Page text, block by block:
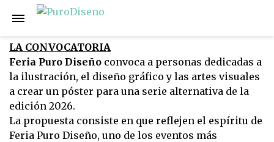
LA CONVOCATORIA
Feria Puro Diseño convoca a personas dedicadas a
la ilustración, el diseño gráfico y las artes visuales
a crear un póster para una serie alternativa de la
edición 2026.
La propuesta consiste en que reflejen el espíritu de
Feria Puro Diseño, uno de los eventos más